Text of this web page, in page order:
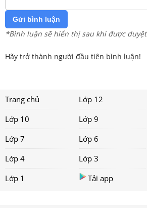
Gửi bình luận
*Bình luận sẽ hiển thị sau khi được duyệt
Hãy trở thành người đầu tiên bình luận!
Trang chủ Lớp 12
Lớp 10
Lớp 9
Lớp 7
Lớp 6
Lớp 4
Lớp 3
Lớp 1
Tải app